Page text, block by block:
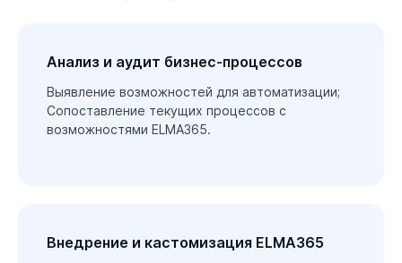
Анализ и аудит бизнес-процессов
Выявление возможностей для автоматизации;
Сопоставление текущих процессов с
возможностями ELMA365.
Внедрение и кастомизация ELMA365